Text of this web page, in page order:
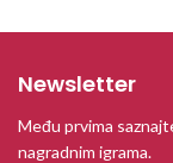
Newsletter
Među prvima
nagradnim igrama.